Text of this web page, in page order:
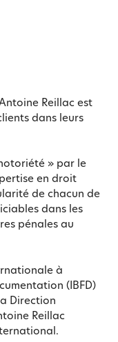
Reillac est
dans leurs
» par le
en droit
de chacun de
dans les
pénales au
à
(IBFD)
Direction
Reillac